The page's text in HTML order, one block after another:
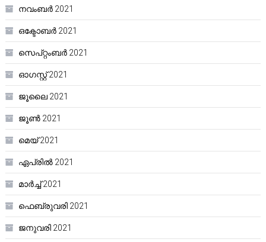
നവംബർ 2021
ഒക്ടോബർ 2021
സെപ്റ്റംബർ 2021
ഓഗസ്റ്റ്‌ 2021
ജൂലൈ 2021
ജൂൺ 2021
മെയ്‌ 2021
ഏപ്രിൽ 2021
മാർച്ച്‌ 2021
ഫെബ്രുവരി 2021
ജനുവരി 2021